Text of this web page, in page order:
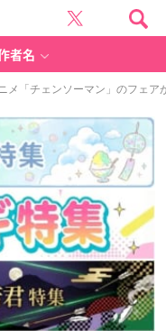
者名
メ「チェンソーマン」のフェア